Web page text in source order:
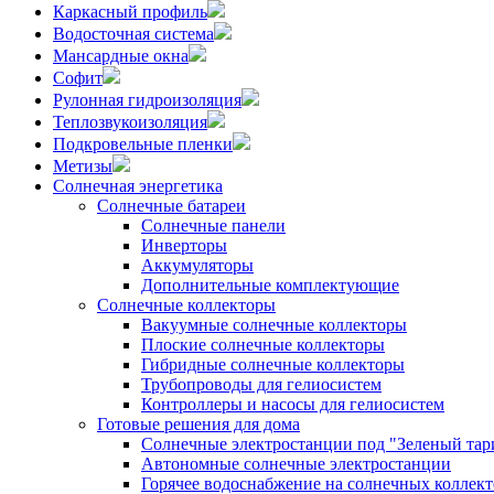
Каркасный профиль
Водосточная система
Мансардные окна
Софит
Рулонная гидроизоляция
Теплозвукоизоляция
Подкровельные пленки
Метизы
Солнечная энергетика
Солнечные батареи
Солнечные панели
Инверторы
Аккумуляторы
Дополнительные комплектующие
Солнечные коллекторы
Вакуумные солнечные коллекторы
Плоские солнечные коллекторы
Гибридные солнечные коллекторы
Трубопроводы для гелиосистем
Контроллеры и насосы для гелиосистем
Готовые решения для дома
Солнечные электростанции под "Зеленый
Автономные солнечные электростанции
Горячее водоснабжение на солнечных